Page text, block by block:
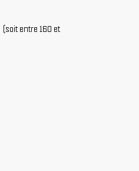
entre 160 et